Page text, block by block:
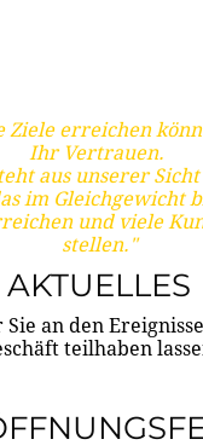
Ziele erreichen
Ihr Vertrauen.
aus unserer
im Gleichgewicht
und viele
stellen."
AKTUELLES
an den
teilhaben